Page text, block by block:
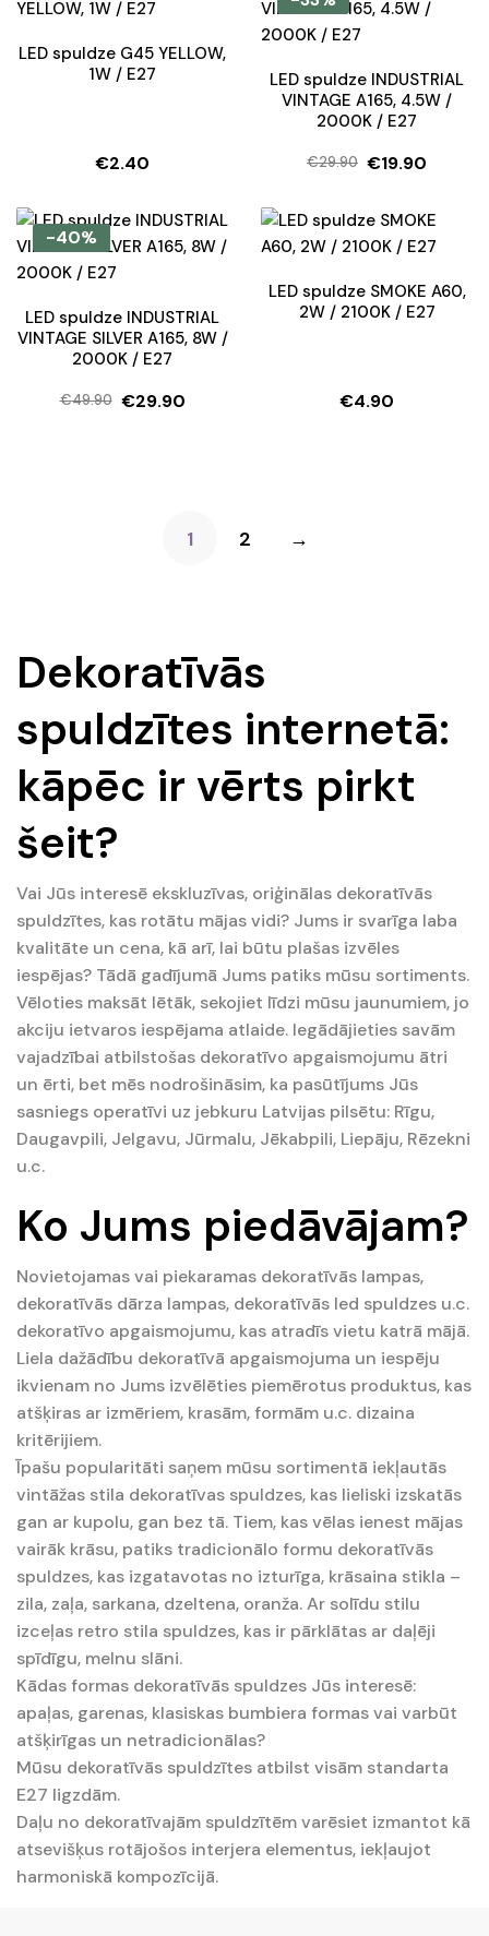
LED spuldze G45 YELLOW,
1W / E27
€2.40
LED spuldze INDUSTRIAL
VINTAGE A165, 4.5W /
2000K / E27
€29.90
Original
was:
€29.90.
€19.90
Current
is:
€19.90.
-40%
LED spuldze INDUSTRIAL
VINTAGE SILVER A165, 8W /
2000K / E27
€49.90
Original
€29.90
Current
LED spuldze SMOKE A60,
2W / 2100K / E27
€4.90
1 2 →
Dekoratīvās
spuldzītes internetā:
kāpēc ir vērts pirkt
šeit?
Vai Jūs interesē ekskluzīvas, oriģinālas dekoratīvās
spuldzītes, kas rotātu mājas vidi? Jums ir svarīga laba
kvalitāte un cena, kā arī, lai būtu plašas izvēles
iespējas? Tādā gadījumā Jums patiks mūsu sortiments.
Vēloties maksāt lētāk, sekojiet līdzi mūsu jaunumiem, jo
akciju ietvaros iespējama atlaide. Iegādājieties savām
vajadzībai atbilstošas dekoratīvo apgaismojumu ātri
un ērti, bet mēs nodrošināsim, ka pasūtījums Jūs
sasniegs operatīvi uz jebkuru Latvijas pilsētu: Rīgu,
Daugavpili, Jelgavu, Jūrmalu, Jēkabpili, Liepāju, Rēzekni
u.c.
Ko Jums piedāvājam?
Novietojamas vai piekaramas dekoratīvās lampas,
dekoratīvās dārza lampas, dekoratīvās led spuldzes u.c.
dekoratīvo apgaismojumu, kas atradīs vietu katrā mājā.
Liela dažādību dekoratīvā apgaismojuma un iespēju
ikvienam no Jums izvēlēties piemērotus produktus, kas
atšķiras ar izmēriem, krasām, formām u.c. dizaina
kritērijiem.
Īpašu popularitāti saņem mūsu sortimentā iekļautās
vintāžas stila dekoratīvas spuldzes, kas lieliski izskatās
gan ar kupolu, gan bez tā. Tiem, kas vēlas ienest mājas
vairāk krāsu, patiks tradicionālo formu dekoratīvās
spuldzes, kas izgatavotas no izturīga, krāsaina stikla –
zila, zaļa, sarkana, dzeltena, oranža. Ar solīdu stilu
izceļas retro stila spuldzes, kas ir pārklātas ar daļēji
spīdīgu, melnu slāni.
Kādas formas dekoratīvās spuldzes Jūs interesē:
apaļas, garenas, klasiskas bumbiera formas vai varbūt
atšķirīgas un netradicionālas?
Mūsu dekoratīvās spuldzītes atbilst visām standarta
E27 ligzdām.
Daļu no dekoratīvajām spuldzītēm varēsiet izmantot kā
atsevišķus rotājošos interjera elementus, iekļaujot
harmoniskā kompozīcijā.